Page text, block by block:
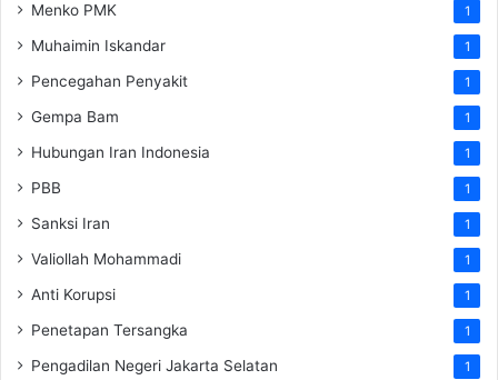
Menko PMK 1
Muhaimin Iskandar 1
Pencegahan Penyakit 1
Gempa Bam 1
Hubungan Iran Indonesia 1
PBB 1
Sanksi Iran 1
Valiollah Mohammadi 1
Anti Korupsi 1
Penetapan Tersangka 1
Pengadilan Negeri Jakarta Selatan 1